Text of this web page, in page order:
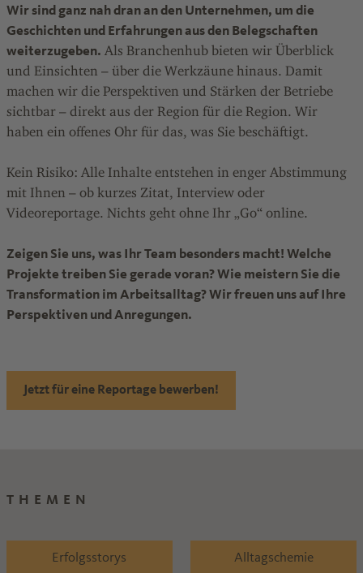
Wir sind ganz nah dran an den Unternehmen, um die
Geschichten und Erfahrungen aus den Belegschaften
weiterzugeben. Als Branchenhub bieten wir Überblick
und Einsichten – über die Werkzäune hinaus. Damit
machen wir die Perspektiven und Stärken der Betriebe
sichtbar – direkt aus der Region für die Region. Wir
haben ein offenes Ohr für das, was Sie beschäftigt.
Kein Risiko: Alle Inhalte entstehen in enger Abstimmung
mit Ihnen – ob kurzes Zitat, Interview oder
Videoreportage. Nichts geht ohne Ihr „Go“ online.
Zeigen Sie uns, was Ihr Team besonders macht! Welche
Projekte treiben Sie gerade voran? Wie meistern Sie die
Transformation im Arbeitsalltag? Wir freuen uns auf Ihre
Perspektiven und Anregungen.
Jetzt für eine Reportage bewerben!
THEMEN
Erfolgsstorys Alltagschemie